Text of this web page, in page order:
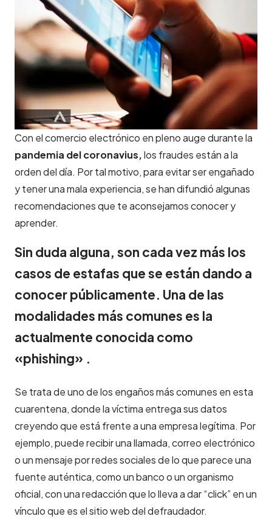
Con el comercio electrónico en pleno auge durante la
pandemia del coronavius,los fraudes están a la
orden del día. Por tal motivo, para evitar ser engañado
y tener una mala experiencia, se han difundió algunas
recomendaciones que te aconsejamos conocer y
aprender.
Sin duda alguna, son cada vez más los
casos de estafas que se están dando a
conocer públicamente. Una de las
modalidades más comunes es la
actualmente conocida como
«phishing» .
Se trata de uno de los engaños más comunes en esta
cuarentena, donde la víctima entrega sus datos
creyendo que está frente a una empresa legítima. Por
ejemplo, puede recibir una llamada, correo electrónico
o un mensaje por redes sociales de lo que parece una
fuente auténtica, como un banco o un organismo
oficial, con una redacción que lo lleva a dar “click” en un
vínculo que es el sitio web del defraudador.